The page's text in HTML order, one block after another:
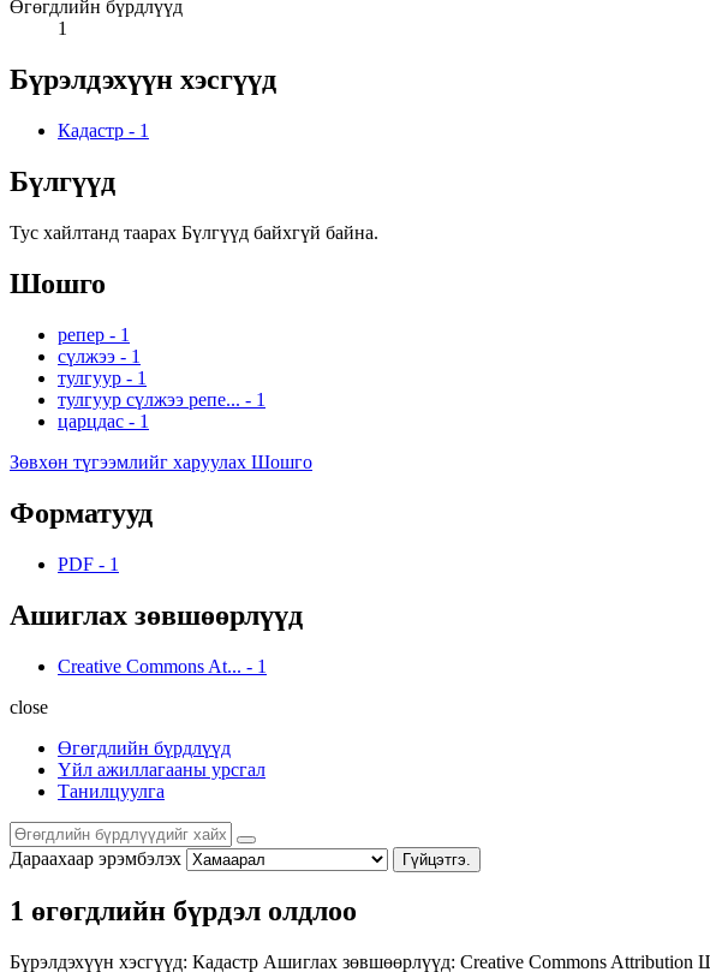
Өгөгдлийн бүрдлүүд
1
Бүрэлдэхүүн хэсгүүд
Кадастр - 1
Бүлгүүд
Тус хайлтанд таарах Бүлгүүд байхгүй байна.
Шошго
репер - 1
сүлжээ - 1
тулгуур - 1
тулгуур сүлжээ репе... - 1
царцдас - 1
Зөвхөн түгээмлийг харуулах Шошго
Форматууд
PDF - 1
Ашиглах зөвшөөрлүүд
Creative Commons At... - 1
close
Өгөгдлийн бүрдлүүд
Үйл ажиллагааны урсгал
Танилцуулга
Дараахаар эрэмбэлэх Гүйцэтгэ.
1 өгөгдлийн бүрдэл олдлоо
Бүрэлдэхүүн хэсгүүд: Кадастр Ашиглах зөвшөөрлүүд: Creative Commons Attribution